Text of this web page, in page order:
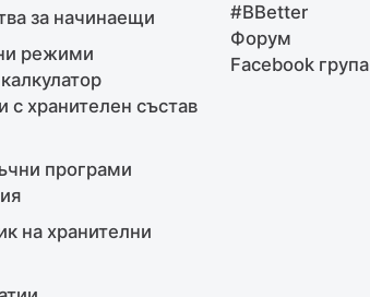
за начинаещи
режими
с хранителен състав
програми
на хранителни
#BBetter
Форум
Facebook група